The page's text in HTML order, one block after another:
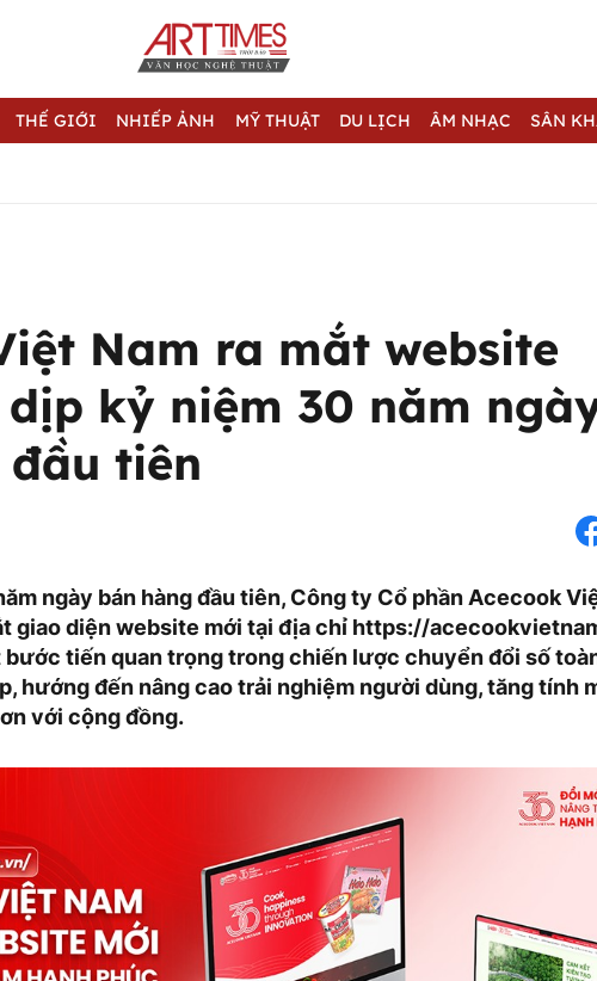
THẾ GIỚI NHIẾP ẢNH MỸ THUẬT DU LỊCH ÂM NHẠC SÂN
Nam ra mắt website
kỷ niệm 30 năm
tiên
ngày bán hàng đầu tiên, Công ty Cổ phần Acecook
giao diện website mới tại địa chỉ https://
bước tiến quan trọng trong chiến lược chuyển đổi số
hướng đến nâng cao trải nghiệm người dùng, tăng tính
với cộng đồng.